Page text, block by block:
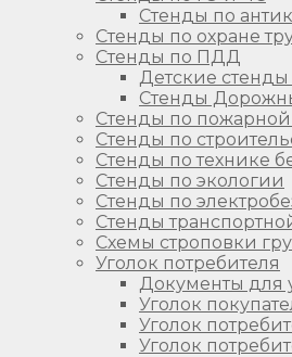
Стенды по
Стенды по охране
Стенды по ПДД
Детские
Стенды
Стенды по пожарной
Стенды по
Стенды по технике
Стенды по экологии
Стенды по
Стенды
Схемы строповки
Уголок потребителя
Документы для
Уголок
Уголок
Уголок